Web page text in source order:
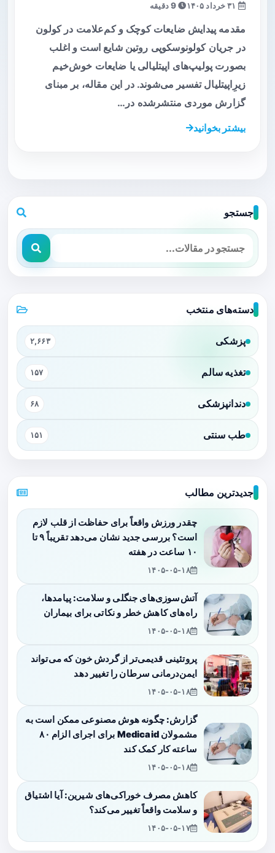
9 دقیقه
مقدمه پیدایش ضایعات کوچک و کم‌علامت در کولون
در جریان کولونوسکوپی روتین شایع است و اغلب
بصورت پولیپ‌های اپیتلیالی یا ضایعات خوش‌خیم
زیرِ‌اپیتلیال تفسیر می‌شوند. در این مقاله، بر مبنای
گزارش موردی منتشرشده در…
بیشتر بخوانید
جستجو
دسته‌های منتخب
پزشکی ۲,۶۶۳
تغذیه سالم ۱۵۷
دندانپزشکی ۶۸
طب سنتی ۱۵۱
جدیدترین مطالب
چقدر ورزش واقعاً برای حفاظت از قلب لازم
است؟ بررسی جدید نشان می‌دهد تقریباً ۹ تا
۱۰ ساعت در هفته
۱۴۰۵-۰۵-۱۸
آتش‌سوزی‌های جنگلی و سلامت: پیامدها،
راه‌های کاهش خطر و نکاتی برای بیماران
۱۴۰۵-۰۵-۱۸
پروتئینی قدیمی‌تر از گردش خون که می‌تواند
ایمن‌درمانی سرطان را تغییر دهد
۱۴۰۵-۰۵-۱۸
گزارش: چگونه هوش مصنوعی ممکن است به
مشمولان Medicaid برای اجرای الزام ۸۰
ساعته کار کمک کند
۱۴۰۵-۰۵-۱۸
کاهش مصرف خوراکی‌های شیرین: آیا اشتیاق
و سلامت واقعاً تغییر می‌کند؟
۱۴۰۵-۰۵-۱۷